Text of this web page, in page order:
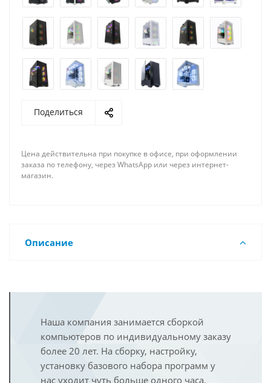
Поделиться
Цена действительна при покупке в офисе, при оформлении
заказа по телефону, через WhatsApp или через интернет-
магазин.
Описание
Наша компания занимается сборкой
компьютеров по индивидуальному заказу
более 20 лет. На сборку, настройку,
установку базового набора программ у
нас уходит чуть больше одного часа.